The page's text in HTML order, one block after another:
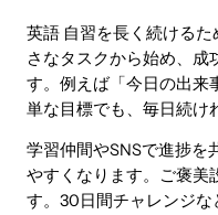
英語 自習を長く続ける
さなタスクから始め、成
す。例えば「今日の出来
単な目標でも、毎日続け
学習仲間やSNSで進捗を
やすくなります。ご褒美
す。30日間チャレンジな